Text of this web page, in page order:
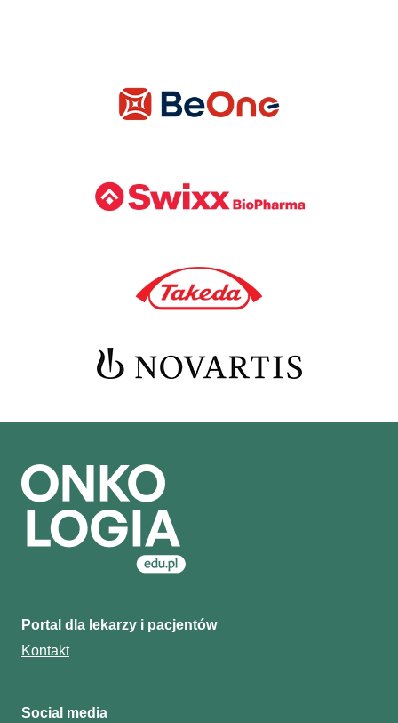
Portal dla lekarzy i pacjentów
Kontakt
Social media